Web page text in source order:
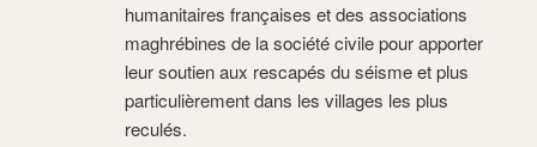
humanitaires françaises et des associations
maghrébines de la société civile pour apporter
leur soutien aux rescapés du séisme et plus
particulièrement dans les villages les plus
reculés.